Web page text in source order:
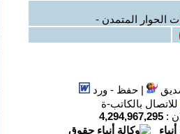
الحوار المتمدن -
|حفظ - ورد
للاتصال بالكاتب-ة
:
4,294,967,295